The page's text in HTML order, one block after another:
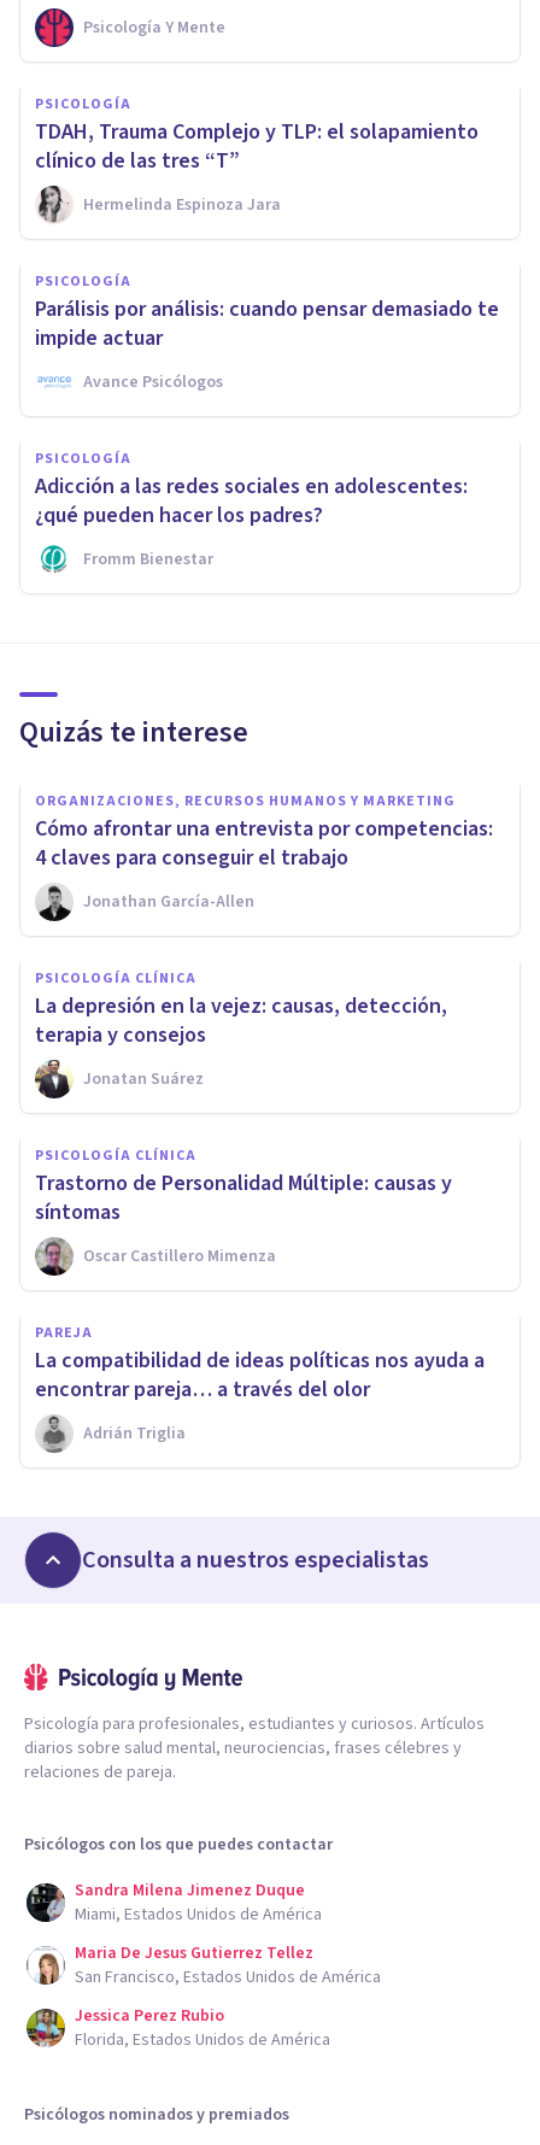
Psicología Y Mente
PSICOLOGÍA
TDAH, Trauma Complejo y TLP: el solapamiento
clínico de las tres “T”
Hermelinda Espinoza Jara
PSICOLOGÍA
Parálisis por análisis: cuando pensar demasiado te
impide actuar
Avance Psicólogos
PSICOLOGÍA
Adicción a las redes sociales en adolescentes:
¿qué pueden hacer los padres?
Fromm Bienestar
Quizás te interese
ORGANIZACIONES, RECURSOS HUMANOS Y MARKETING
Cómo afrontar una entrevista por competencias:
4 claves para conseguir el trabajo
Jonathan García-Allen
PSICOLOGÍA CLÍNICA
La depresión en la vejez: causas, detección,
terapia y consejos
Jonatan Suárez
PSICOLOGÍA CLÍNICA
Trastorno de Personalidad Múltiple: causas y
síntomas
Oscar Castillero Mimenza
PAREJA
La compatibilidad de ideas políticas nos ayuda a
encontrar pareja… a través del olor
Adrián Triglia
Consulta a nuestros especialistas
Psicología para profesionales, estudiantes y curiosos. Artículos
diarios sobre salud mental, neurociencias, frases célebres y
relaciones de pareja.
Psicólogos con los que puedes contactar
Sandra Milena Jimenez Duque
Miami, Estados Unidos de América
Maria De Jesus Gutierrez Tellez
San Francisco, Estados Unidos de América
Jessica Perez Rubio
Florida, Estados Unidos de América
Psicólogos nominados y premiados